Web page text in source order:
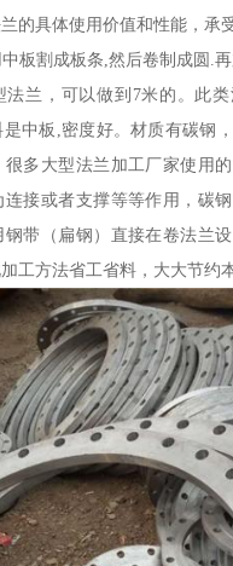
的具体使用价值和性能，承
板割成板条,然后卷制成圆.再
法兰，可以做到7米的。此
中板,密度好。材质有碳钢
多大型法兰加工厂家使用
接或者支撑等等作用，碳
带（扁钢）直接在卷法兰
工方法省工省料，大大节约本